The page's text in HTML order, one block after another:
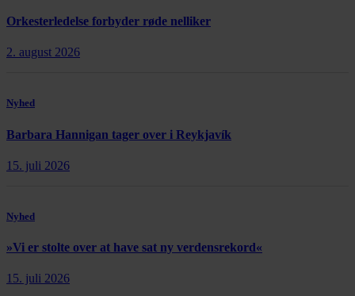
Orkesterledelse forbyder røde nelliker
2. august 2026
Nyhed
Barbara Hannigan tager over i Reykjavík
15. juli 2026
Nyhed
»Vi er stolte over at have sat ny verdensrekord«
15. juli 2026